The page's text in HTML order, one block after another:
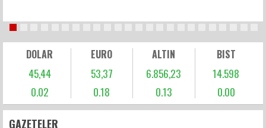
DOLAR
45,44
0.02
EURO
53,37
0.18
ALTIN
6.856,23
0.13
BIST
14.598
0.00
GAZETELER